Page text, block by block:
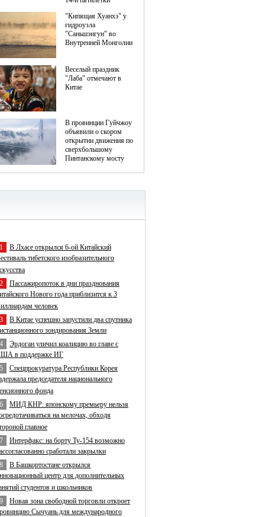
1 В Лхасе открылся 6-ой Китайский
тибетского изобразительного
2 Пассажиропоток в дни празднования
Нового года приблизится к 3
человек
3 В Китае успешно запустили два спутника
зондирования Земли
4 Эрдоган уличил коалицию во главе с
в поддержке ИГ
5 Спецпрокуратура Республики Корея
председателя национального
фонда
6 МИД КНР: японскому премьеру нельзя
на мелочах, обходя
главное
7 Интерфакс: на борту Ту-154 возможно
сработали закрылки
8 В Башкортостане открылся
центр для дополнительных
студентов и школьников
9 Новая зона свободной торговли откроет
Сычуань для международного